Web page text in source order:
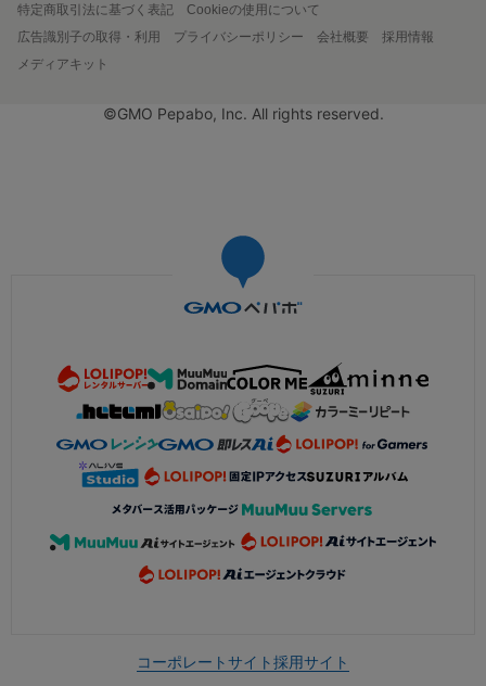
特定商取引法に基づく表記
Cookieの使用について
広告識別子の取得・利用
プライバシーポリシー 会社概要
採用情報
メディアキット
©GMO Pepabo, Inc. All rights reserved.
コーポレートサイト採用サイト